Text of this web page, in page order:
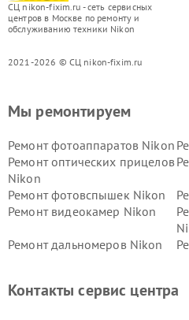
СЦ nikon-fixim.ru - сеть сервисных
центров в Москве по ремонту и
обслуживанию техники Nikon
2021-2026 © СЦ nikon-fixim.ru
Мы ремонтируем
Ремонт фотоаппаратов Nikon
Ремонт оптических прицелов
Nikon
Ремонт фотовспышек Nikon
Ремонт видеокамер Nikon
Ремонт дальномеров Nikon
Контакты сервис центра